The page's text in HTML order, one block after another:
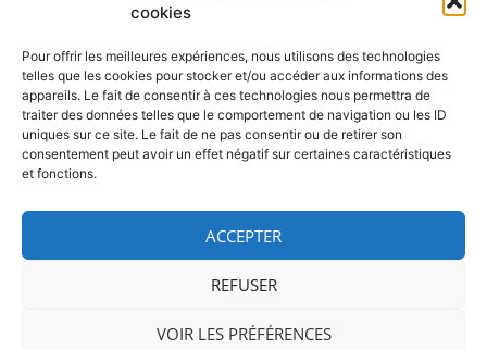
cookies
Pour offrir les meilleures expériences, nous utilisons des technologies
telles que les cookies pour stocker et/ou accéder aux informations des
appareils. Le fait de consentir à ces technologies nous permettra de
traiter des données telles que le comportement de navigation ou les ID
uniques sur ce site. Le fait de ne pas consentir ou de retirer son
consentement peut avoir un effet négatif sur certaines caractéristiques
et fonctions.
ACCEPTER
REFUSER
VOIR LES PRÉFÉRENCES
Adresse
Accès
Silversquare – Courbevoie 13
1348 Louvain-la-Neuve